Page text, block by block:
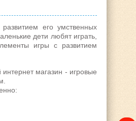
его умственных
дети любят играть,
игры с развитием
интернет магазин - игровые